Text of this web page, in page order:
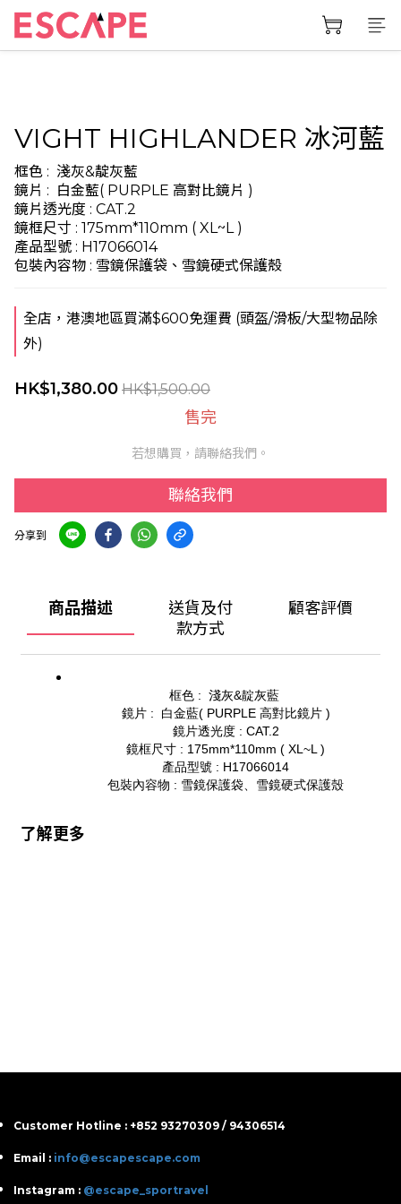
VIGHT HIGHLANDER 冰河藍
框色 :  淺灰&靛灰藍
鏡片 :  白金藍( PURPLE 高對比鏡片 )
鏡片透光度 : CAT.2
鏡框尺寸 : 175mm*110mm ( XL~L )
產品型號 : H17066014
包裝內容物 : 雪鏡保護袋、雪鏡硬式保護殼
全店，港澳地區買滿$600免運費 (頭盔/滑板/大型物品除
外)
HK$1,380.00 HK$1,500.00
售完
若想購買，請聯絡我們。
聯絡我們
分享到
商品描述
送貨及付
款方式
顧客評價
框色 : 淺灰&靛灰藍
鏡片 : 白金藍( PURPLE 高對比鏡片 )
鏡片透光度 : CAT.2
鏡框尺寸 : 175mm*110mm ( XL~L )
產品型號 : H17066014
包裝內容物 : 雪鏡保護袋、雪鏡硬式保護殼
了解更多
Customer Hotline : +852 93270309 / 94306514
Email : info@escapescape.com
Instagram : @escape_sportravel